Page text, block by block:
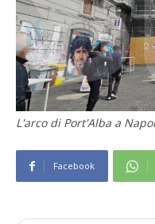
L'arco di Port'Alba a
Facebook